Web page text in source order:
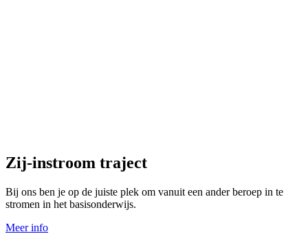
Zij-instroom traject
Bij ons ben je op de juiste plek om vanuit een ander beroep in te
stromen in het basisonderwijs.
Meer info